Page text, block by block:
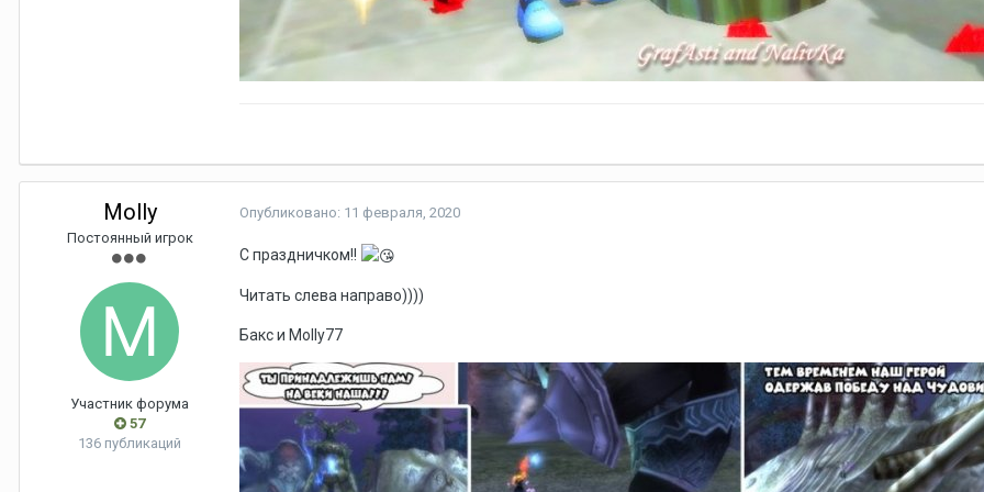
Molly
Постоянный игрок
Участник форума
57
136 публикаций
Опубликовано: 11 февраля, 2020
С праздничком!!
Читать слева направо))))
Бакс и Molly77